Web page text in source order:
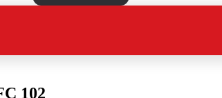
102